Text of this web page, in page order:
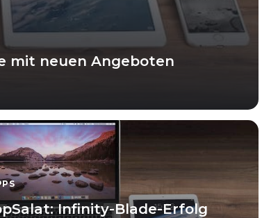
mit neuen Angeboten
Infinity-Blade-Erfolg